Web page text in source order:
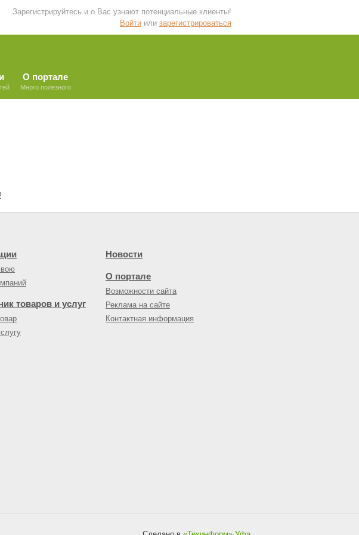
Зарегистрируйтесь и о Вас узнают потенциальные клиенты!
Войти или зарегистрироваться
О портале
Много полезного
товаров и услуг
Новости
О портале
Возможности сайта
Реклама на сайте
Контактная информация